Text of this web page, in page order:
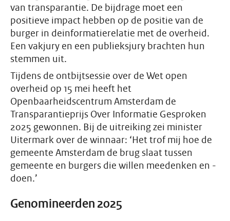
van transparantie. De bijdrage moet een
positieve impact hebben op de positie van de
burger in deinformatierelatie met de overheid.
Een vakjury en een publieksjury brachten hun
stemmen uit.
Tijdens de ontbijtsessie over de Wet open
overheid op 15 mei heeft het
Openbaarheidscentrum Amsterdam de
Transparantieprijs Over Informatie Gesproken
2025 gewonnen. Bij de uitreiking zei minister
Uitermark over de winnaar: ‘Het trof mij hoe de
gemeente Amsterdam de brug slaat tussen
gemeente en burgers die willen meedenken en -
doen.’
Genomineerden 2025